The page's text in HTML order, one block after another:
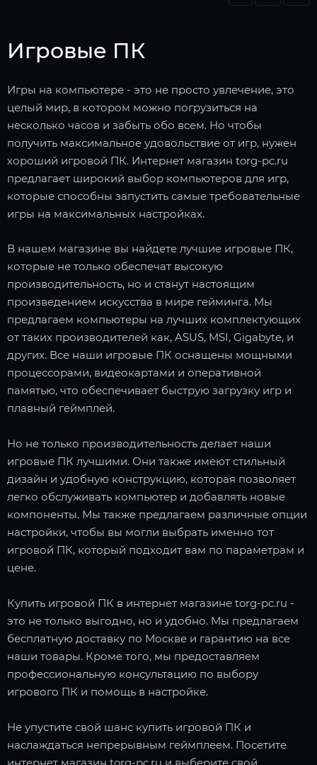
Игровые ПК
Игры на компьютере - это не просто увлечение, это
целый мир, в котором можно погрузиться на
несколько часов и забыть обо всем. Но чтобы
получить максимальное удовольствие от игр, нужен
хороший игровой ПК. Интернет магазин torg-pc.ru
предлагает широкий выбор компьютеров для игр,
которые способны запустить самые требовательные
игры на максимальных настройках.
В нашем магазине вы найдете лучшие игровые ПК,
которые не только обеспечат высокую
производительность, но и станут настоящим
произведением искусства в мире гейминга. Мы
предлагаем компьютеры на лучших комплектующих
от таких производителей как, ASUS, MSI, Gigabyte, и
других. Все наши игровые ПК оснащены мощными
процессорами, видеокартами и оперативной
памятью, что обеспечивает быструю загрузку игр и
плавный геймплей.
Но не только производительность делает наши
игровые ПК лучшими. Они также имеют стильный
дизайн и удобную конструкцию, которая позволяет
легко обслуживать компьютер и добавлять новые
компоненты. Мы также предлагаем различные опции
настройки, чтобы вы могли выбрать именно тот
игровой ПК, который подходит вам по параметрам и
цене.
Купить игровой ПК в интернет магазине torg-pc.ru -
это не только выгодно, но и удобно. Мы предлагаем
бесплатную доставку по Москве и гарантию на все
наши товары. Кроме того, мы предоставляем
профессиональную консультацию по выбору
игрового ПК и помощь в настройке.
Не упустите свой шанс купить игровой ПК и
наслаждаться непрерывным геймплеем. Посетите